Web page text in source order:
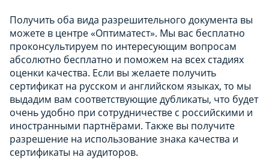
Получить оба вида разрешительного документа вы
можете в центре «Оптиматест». Мы вас бесплатно
проконсультируем по интересующим вопросам
абсолютно бесплатно и поможем на всех стадиях
оценки качества. Если вы желаете получить
сертификат на русском и английском языках, то мы
выдадим вам соответствующие дубликаты, что будет
очень удобно при сотрудничестве с российскими и
иностранными партнёрами. Также вы получите
разрешение на использование знака качества и
сертификаты на аудиторов.